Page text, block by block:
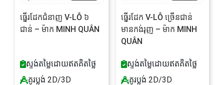
ធ្នើរដែកជំនាញ V-LỖ ៦
ជាន់ – ម៉ាក MINH QUÂN
ស្ទង់តម្លៃដោយឥតគិតថ្លៃ
គូរប្លង់ 2D/3D
ធ្នើរដែក V-LỖ ច្រើនជាន់
មានកង់រុញ – ម៉ាក MINH
QUÂN
ស្ទង់តម្លៃដោយឥតគិតថ្លៃ
គូរប្លង់ 2D/3D